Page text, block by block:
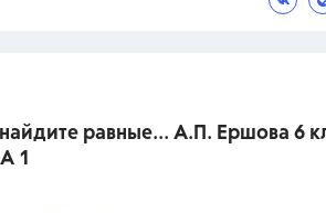
равные... А.П. Ершова 6
1